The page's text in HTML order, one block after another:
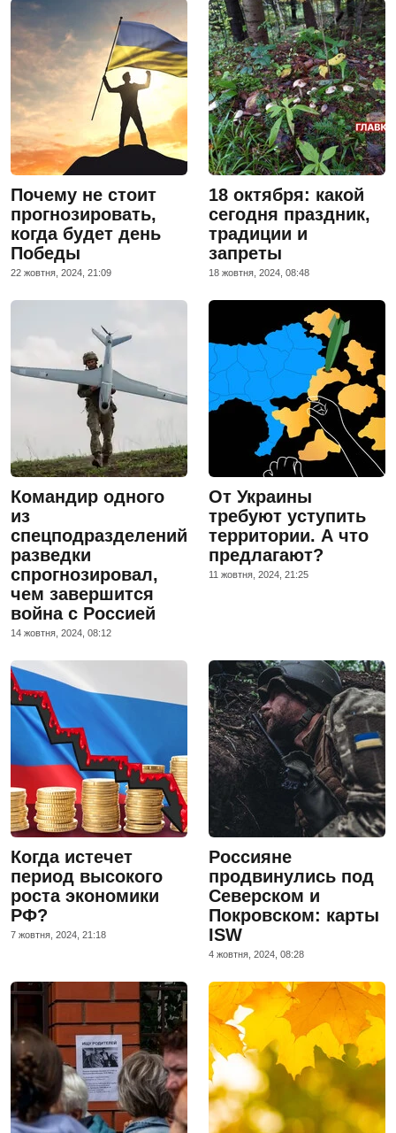
Почему не стоит
прогнозировать,
когда будет день
Победы
22 жовтня, 2024, 21:09
18 октября: какой
сегодня праздник,
традиции и
запреты
18 жовтня, 2024, 08:48
Командир одного
из
спецподразделений
разведки
спрогнозировал,
чем завершится
война с Россией
14 жовтня, 2024, 08:12
От Украины
требуют уступить
территории. А что
предлагают?
11 жовтня, 2024, 21:25
Когда истечет
период высокого
роста экономики
РФ?
7 жовтня, 2024, 21:18
Россияне
продвинулись под
Северском и
Покровском: карты
ISW
4 жовтня, 2024, 08:28